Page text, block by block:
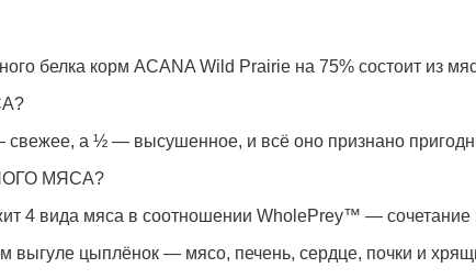
белка корм ACANA Wild Prairie на 75% состоит из
а ½ — высушенное, и всё оно признано
МЯСА?
4 вида мяса в соотношении WholePrey™ —
выгуле цыплёнок — мясо, печень, сердце, почки и